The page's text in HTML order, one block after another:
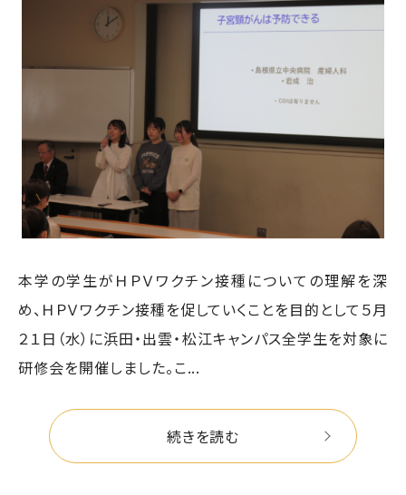
本学の学生がＨＰＶワクチン接種についての理解を深
め、ＨＰＶワクチン接種を促していくことを目的として５月
２１日（水）に浜田・出雲・松江キャンパス全学生を対象に
研修会を開催しました。こ...
続きを読む